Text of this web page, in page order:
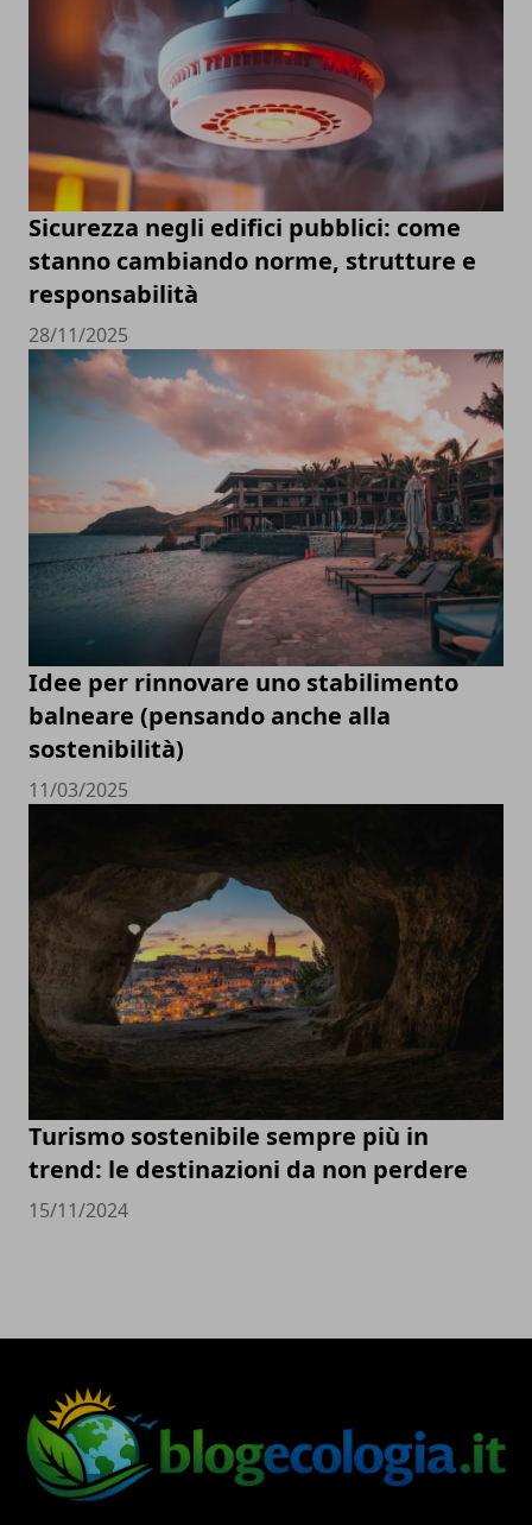
Sicurezza negli edifici pubblici: come
stanno cambiando norme, strutture e
responsabilità
28/11/2025
Idee per rinnovare uno stabilimento
balneare (pensando anche alla
sostenibilità)
11/03/2025
Turismo sostenibile sempre più in
trend: le destinazioni da non perdere
15/11/2024